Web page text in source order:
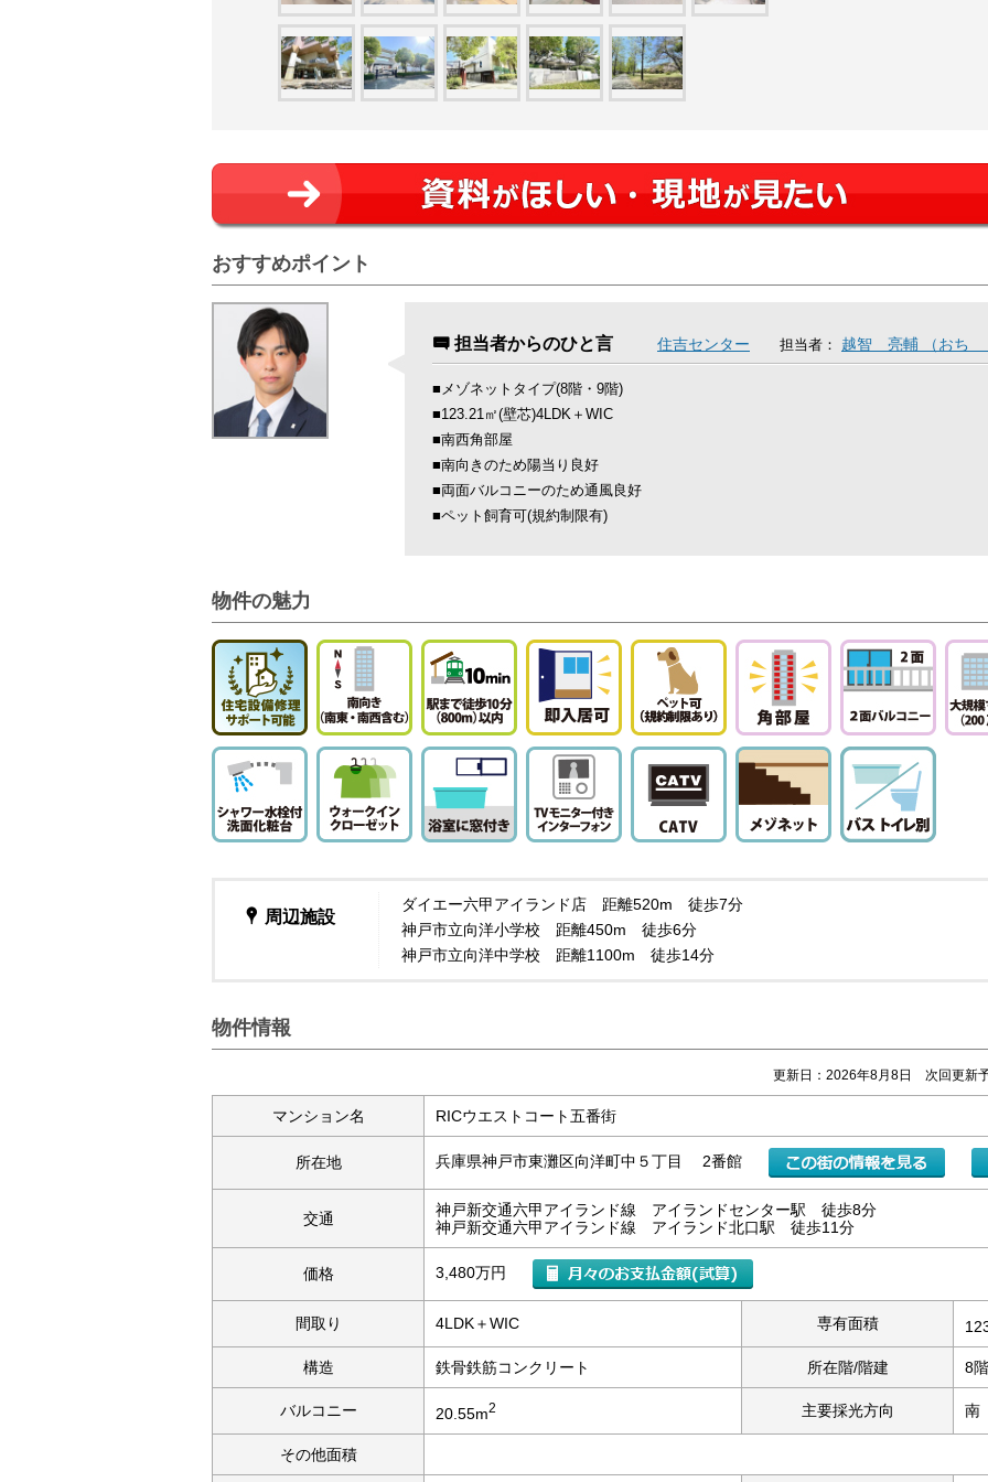
おすすめポイント
担当者からのひと言 住吉センター 担当者： 越智 亮輔 （おち
■メゾネットタイプ(8階・9階)
■123.21㎡(壁芯)4LDK＋WIC
■南西角部屋
■南向きのため陽当り良好
■両面バルコニーのため通風良好
■ペット飼育可(規約制限有)
物件の魅力
周辺施設
ダイエー六甲アイランド店 距離520m 徒歩7分
神戸市立向洋小学校 距離450m 徒歩6分
神戸市立向洋中学校 距離1100m 徒歩14分
物件情報
更新日：2026年8月8日 次回更新
マンション名 RICウエストコート五番街
所在地 兵庫県神戸市東灘区向洋町中５丁目 2番館
交通
神戸新交通六甲アイランド線 アイランドセンター駅 徒歩8分
神戸新交通六甲アイランド線 アイランド北口駅 徒歩11分
価格 3,480万円
間取り 4LDK＋WIC 専有面積
構造 鉄骨鉄筋コンクリート 所在階/階建 8
バルコニー 20.55m2 主要採光方向 南
その他面積